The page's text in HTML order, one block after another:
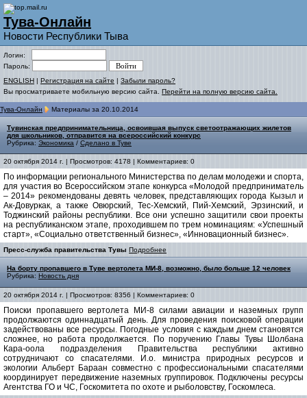
Тува-Онлайн
Новости Республики Тыва
Логин:
Пароль:
ENGLISH | Регистрация на сайте | Забыли пароль?
Вы просматриваете мобильную версию сайта. Перейти на полную версию сайта.
Тува-Онлайн Материалы за 20.10.2014
Тувинская предпринимательница, освоившая выпуск светоотражающих жилетов
для школьников, отправится на всероссийский конкурс
Рубрика: Экономика / Сделано в Туве
20 октября 2014 г. | Просмотров: 4178 | Комментариев: 0
По информации регионального Министерства по делам молодежи и спорта,
для участия во Всероссийском этапе конкурса «Молодой предприниматель
– 2014» рекомендованы девять человек, представляющих города Кызыл и
Ак-Довуркак, а также Овюрский, Тес-Хемский, Пий-Хемский, Эрзинский, и
Тоджинский районы республики. Все они успешно защитили свои проекты
на республиканском этапе, проходившем по трем номинациям: «Успешный
старт», «Социально ответственный бизнес», «Инновационный бизнес».
Пресс-служба правительства Тувы Подробнее
На борту пропавшего в Туве вертолета МИ-8, возможно, было больше 12 человек
Рубрика: Новость дня
20 октября 2014 г. | Просмотров: 8356 | Комментариев: 0
Поиски пропавшего вертолета МИ-8 силами авиации и наземных групп
продолжаются одиннадцатый день. Для проведения поисковой операции
задействованы все ресурсы. Погодные условия с каждым днем становятся
сложнее, но работа продолжается. По поручению Главы Тувы Шолбана
Кара-оола подразделения Правительства республики активно
сотрудничают со спасателями. И.о. министра природных ресурсов и
экологии Альберт Бараан совместно с профессиональными спасателями
координирует передвижение наземных группировок. Подключены ресурсы
Агентства ГО и ЧС, Госкомитета по охоте и рыболовству, Госкомлеса.